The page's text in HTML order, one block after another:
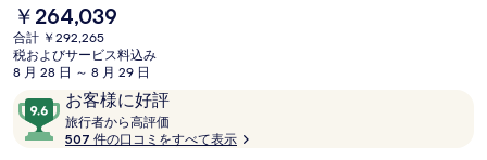
ル
フ
ィ
グ
現
在
の
料
は
￥264,039
￥264,039
合計 ￥292,265
税およびサービス料込み
8 月 28 日 ～ 8 月 29 日
口
コ
ミ
お客様に好評
10
段
階
旅行者から高評価
行
507 件の口コミをすべて表示